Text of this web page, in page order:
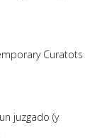
Curatots
juzgado (y